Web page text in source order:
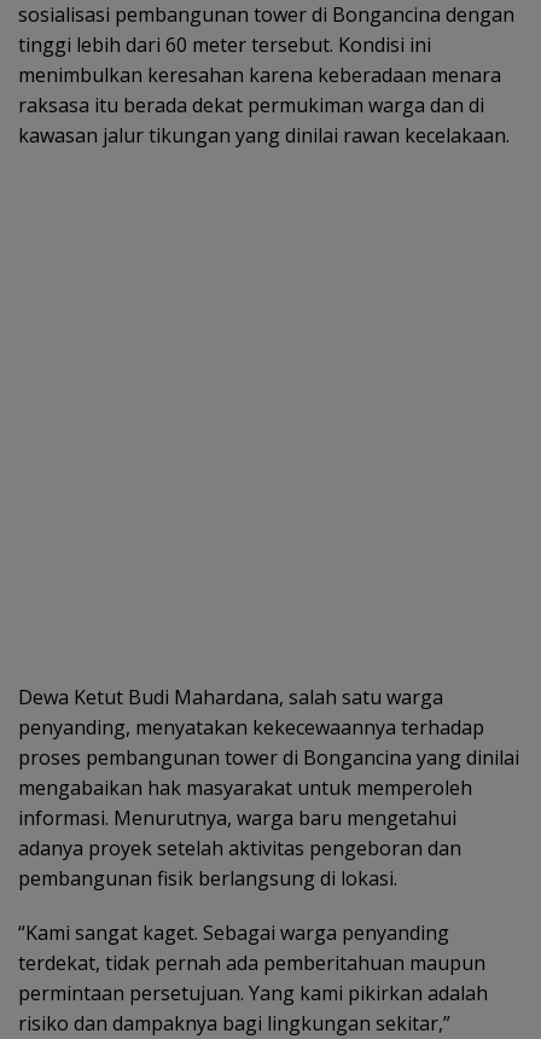
sosialisasi pembangunan tower di Bongancina dengan
tinggi lebih dari 60 meter tersebut. Kondisi ini
menimbulkan keresahan karena keberadaan menara
raksasa itu berada dekat permukiman warga dan di
kawasan jalur tikungan yang dinilai rawan kecelakaan.
Dewa Ketut Budi Mahardana, salah satu warga
penyanding, menyatakan kekecewaannya terhadap
proses pembangunan tower di Bongancina yang dinilai
mengabaikan hak masyarakat untuk memperoleh
informasi. Menurutnya, warga baru mengetahui
adanya proyek setelah aktivitas pengeboran dan
pembangunan fisik berlangsung di lokasi.
“Kami sangat kaget. Sebagai warga penyanding
terdekat, tidak pernah ada pemberitahuan maupun
permintaan persetujuan. Yang kami pikirkan adalah
risiko dan dampaknya bagi lingkungan sekitar,”